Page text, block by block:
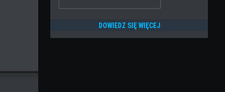
DOWIEDZ SIĘ WIĘCEJ